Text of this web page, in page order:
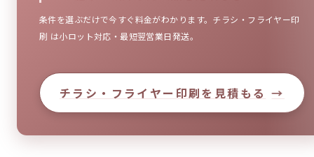
条件を選ぶだけで今すぐ料金がわかります。チラシ・フライヤー印
刷 は小ロット対応・最短翌営業日発送。
チラシ・フライヤー印刷を見積もる →